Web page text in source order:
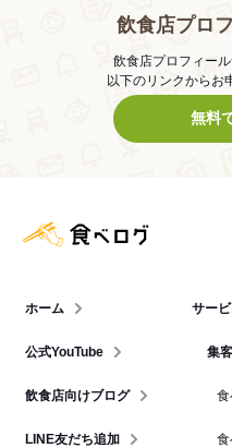
飲食店プロ
飲食店プロフィー
以下のリンクからお
無料
ホーム
公式YouTube
飲食店向けブログ
LINE友だち追加
サー
集
食